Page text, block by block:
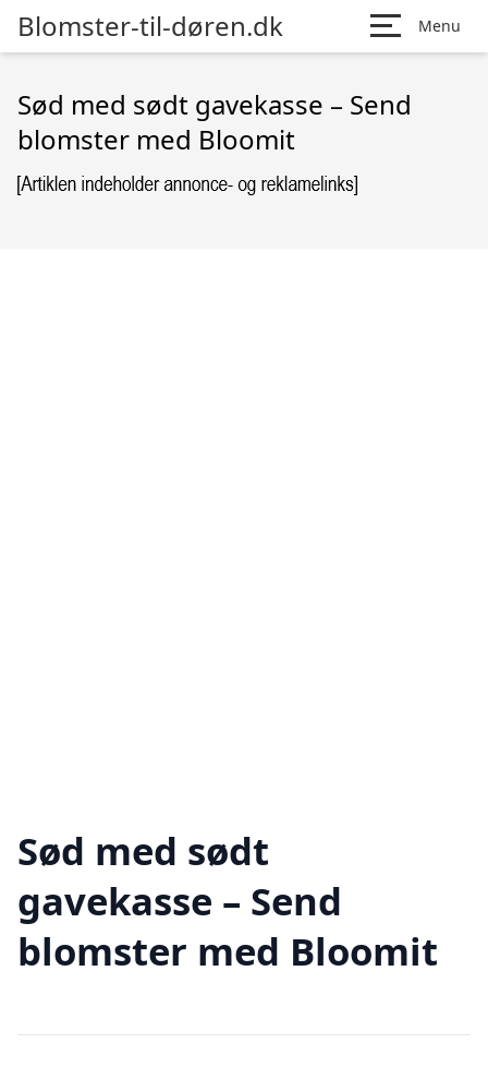
Blomster-til-døren.dk Menu
Sød med sødt gavekasse – Send
blomster med Bloomit
Sød med sødt
gavekasse – Send
blomster med Bloomit